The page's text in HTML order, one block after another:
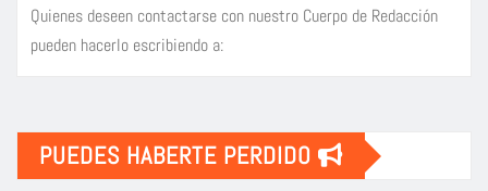
Quienes deseen contactarse con nuestro Cuerpo de Redacción
pueden hacerlo escribiendo a:
PUEDES HABERTE PERDIDO